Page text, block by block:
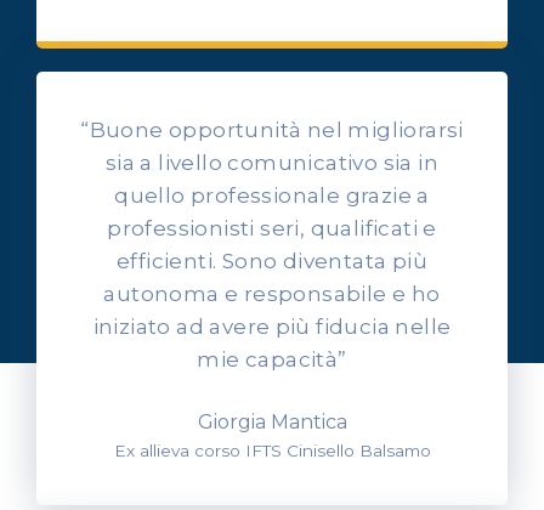
OPINIONI DEI NOSTRI ALLIEVI
Ascolta l'esperienza dei
nostri allievi
“Buone opportunità nel migliorarsi
sia a livello comunicativo sia in
quello professionale grazie a
professionisti seri, qualificati e
efficienti. Sono diventata più
autonoma e responsabile e ho
iniziato ad avere più fiducia nelle
mie capacità”
Giorgia Mantica
Ex allieva corso IFTS Cinisello Balsamo